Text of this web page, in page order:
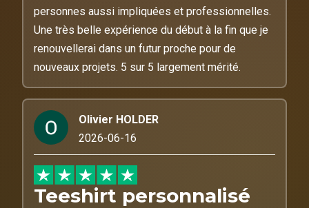
personnes aussi impliquées et professionnelles.
Une très belle expérience du début à la fin que je
renouvellerai dans un futur proche pour de
nouveaux projets. 5 sur 5 largement mérité.
Olivier HOLDER
2026-06-16
Teeshirt personnalisé